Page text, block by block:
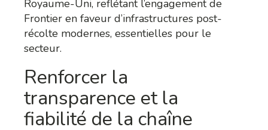
Royaume-Uni, reflétant l’engagement de
Frontier en faveur d’infrastructures post-
récolte modernes, essentielles pour le
secteur.
Renforcer la
transparence et la
fiabilité de la chaîne